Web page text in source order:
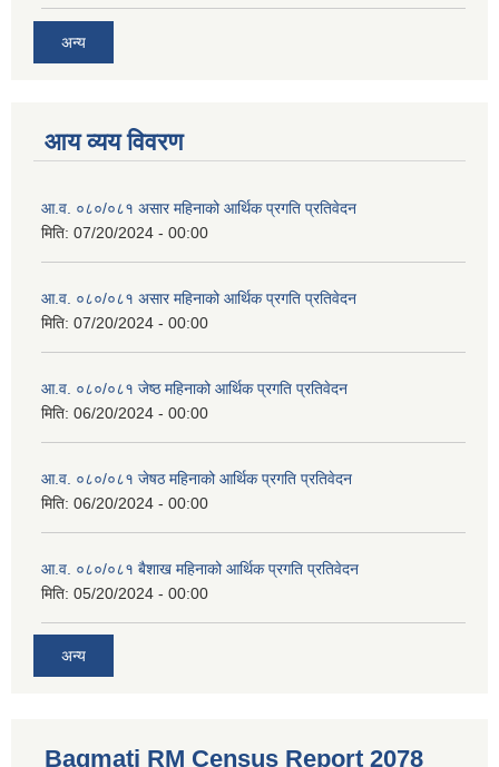
अन्य
आय व्यय विवरण
आ.व. ०८०/०८१ असार महिनाको आर्थिक प्रगति प्रतिवेदन
मिति: 07/20/2024 - 00:00
आ.व. ०८०/०८१ असार महिनाको आर्थिक प्रगति प्रतिवेदन
मिति: 07/20/2024 - 00:00
आ.व. ०८०/०८१ जेष्ठ महिनाको आर्थिक प्रगति प्रतिवेदन
मिति: 06/20/2024 - 00:00
आ.व. ०८०/०८१ जेषठ महिनाको आर्थिक प्रगति प्रतिवेदन
मिति: 06/20/2024 - 00:00
आ.व. ०८०/०८१ बैशाख महिनाको आर्थिक प्रगति प्रतिवेदन
मिति: 05/20/2024 - 00:00
अन्य
Bagmati RM Census Report 2078